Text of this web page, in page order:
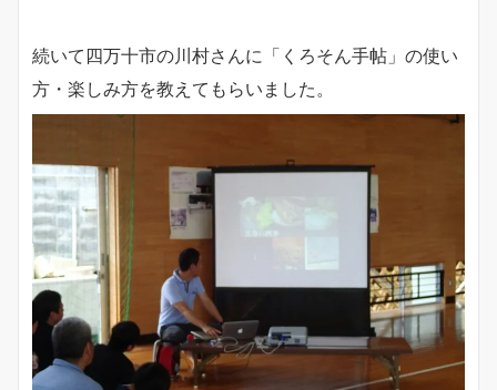
続いて四万十市の川村さんに「くろそん手帖」の使い
方・楽しみ方を教えてもらいました。